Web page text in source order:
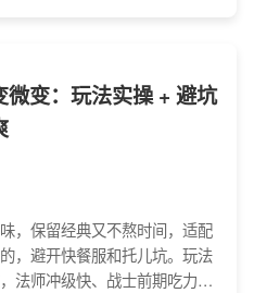
变：玩法实操 + 避坑
，保留经典又不熬时间，适配
，避开快餐服和托儿坑。玩法
法师冲级快、战士前期吃力，